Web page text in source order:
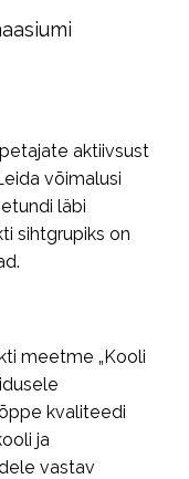
aktiivsust
võimalusi
läbi
sihtgrupiks on
meetme „Kooli
kvaliteedi
ja
vastav